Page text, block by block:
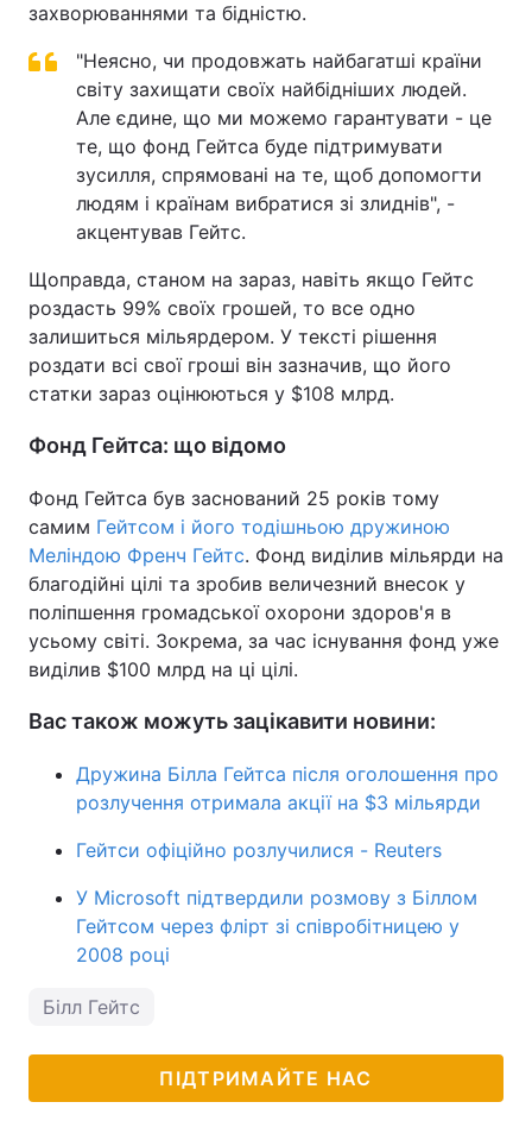
захворюваннями та бідністю.
"Неясно, чи продовжать найбагатші країни
світу захищати своїх найбідніших людей.
Але єдине, що ми можемо гарантувати - це
те, що фонд Гейтса буде підтримувати
зусилля, спрямовані на те, щоб допомогти
людям і країнам вибратися зі злиднів", -
акцентував Гейтс.
Щоправда, станом на зараз, навіть якщо Гейтс
роздасть 99% своїх грошей, то все одно
залишиться мільярдером. У тексті рішення
роздати всі свої гроші він зазначив, що його
статки зараз оцінюються у $108 млрд.
Фонд Гейтса: що відомо
Фонд Гейтса був заснований 25 років тому
самим Гейтсом і його тодішньою дружиною
Меліндою Френч Гейтс. Фонд виділив мільярди на
благодійні цілі та зробив величезний внесок у
поліпшення громадської охорони здоров'я в
усьому світі. Зокрема, за час існування фонд уже
виділив $100 млрд на ці цілі.
Вас також можуть зацікавити новини:
Дружина Білла Гейтса після оголошення про
розлучення отримала акції на $3 мільярди
Гейтси офіційно розлучилися - Reuters
У Microsoft підтвердили розмову з Біллом
Гейтсом через флірт зі співробітницею у
2008 році
Білл Гейтс
ПІДТРИМАЙТЕ НАС